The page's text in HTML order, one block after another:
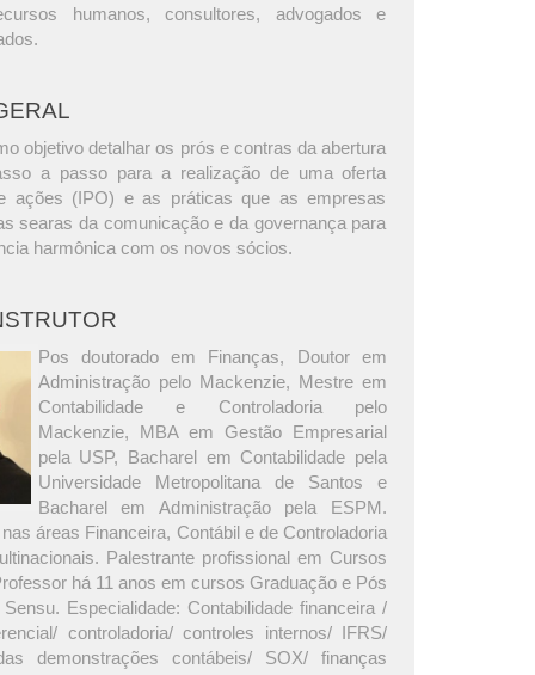
humanos, consultores, advogados e
objetivo detalhar os prós e contras da abertura
a passo para a realização de uma oferta
ações (IPO) e as práticas que as empresas
searas da comunicação e da governança para
harmônica com os novos sócios.
Pos doutorado em Finanças, Doutor em
Administração pelo Mackenzie, Mestre em
Contabilidade e Controladoria pelo
Mackenzie, MBA em Gestão Empresarial
pela USP, Bacharel em Contabilidade pela
Universidade Metropolitana de Santos e
Bacharel em Administração pela ESPM.
áreas Financeira, Contábil e de Controladoria
Palestrante profissional em Cursos
há 11 anos em cursos Graduação e Pós
Especialidade: Contabilidade financeira /
controladoria/ controles internos/ IFRS/
demonstrações contábeis/ SOX/ finanças